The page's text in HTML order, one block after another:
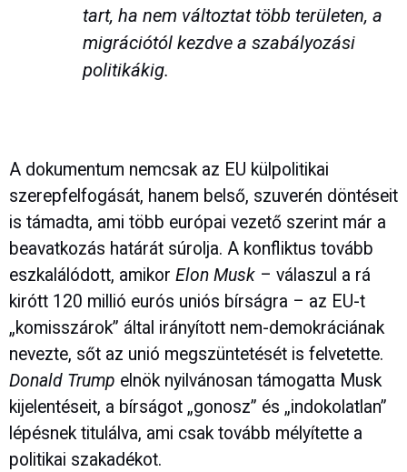
tart, ha nem változtat több területen, a
migrációtól kezdve a szabályozási
politikákig.
A dokumentum nemcsak az EU külpolitikai
szerepfelfogását, hanem belső, szuverén döntéseit
is támadta, ami több európai vezető szerint már a
beavatkozás határát súrolja. A konfliktus tovább
eszkalálódott, amikor Elon Musk – válaszul a rá
kirótt 120 millió eurós uniós bírságra – az EU-t
„komisszárok” által irányított nem-demokráciának
nevezte, sőt az unió megszüntetését is felvetette.
Donald Trump elnök nyilvánosan támogatta Musk
kijelentéseit, a bírságot „gonosz” és „indokolatlan”
lépésnek titulálva, ami csak tovább mélyítette a
politikai szakadékot.